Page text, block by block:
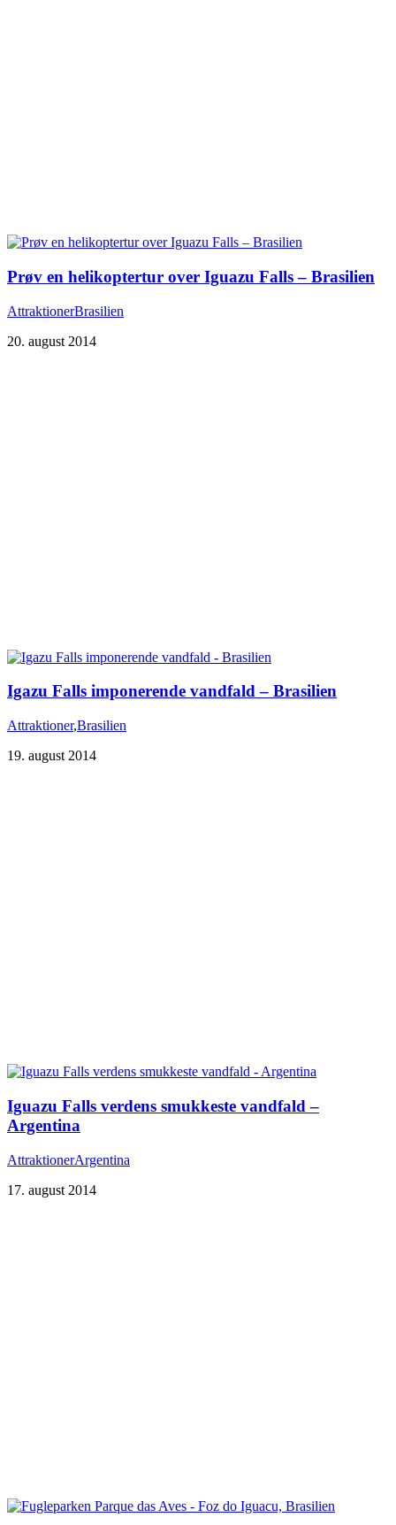
Prøv en helikoptertur over Iguazu Falls – Brasilien
AttraktionerBrasilien
20. august 2014
Igazu Falls imponerende vandfald – Brasilien
Attraktioner,Brasilien
19. august 2014
Iguazu Falls verdens smukkeste vandfald –
Argentina
AttraktionerArgentina
17. august 2014